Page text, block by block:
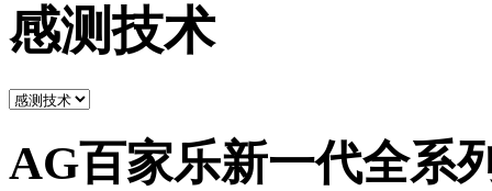
感测技术
AG百家乐新一代全系